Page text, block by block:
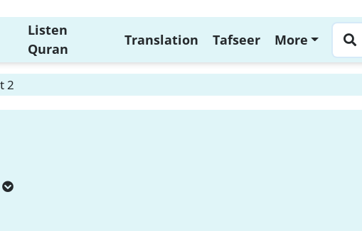
Listen
Quran
Translation Tafseer More
2